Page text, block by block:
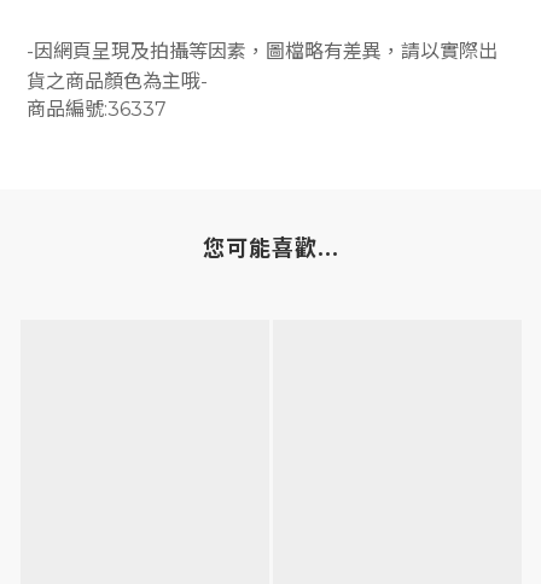
-因網頁呈現及拍攝等因素，圖檔略有差異，請以實際出
貨之商品顏色為主哦-
商品編號:36337
您可能喜歡...